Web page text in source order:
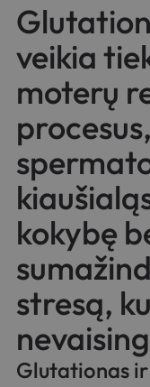
veikia
moterų
kokybę
stresą,
Glutationas